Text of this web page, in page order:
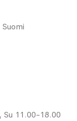
11.00-18.00